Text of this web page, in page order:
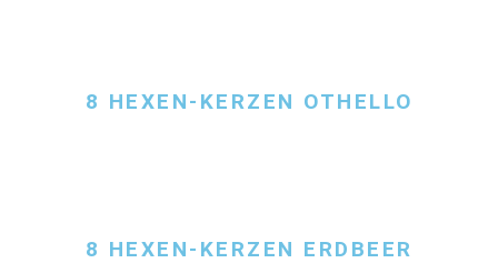
8 HEXEN-KERZEN OTHELLO
8 HEXEN-KERZEN ERDBEER